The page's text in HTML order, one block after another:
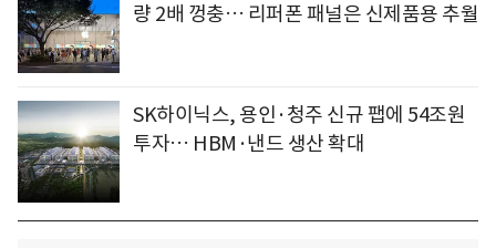
량 2배 껑충… 리퍼폰 패널은 신제품용 추월
SK하이닉스, 용인·청주 신규 팹에 54조원
투자… HBM·낸드 생산 확대